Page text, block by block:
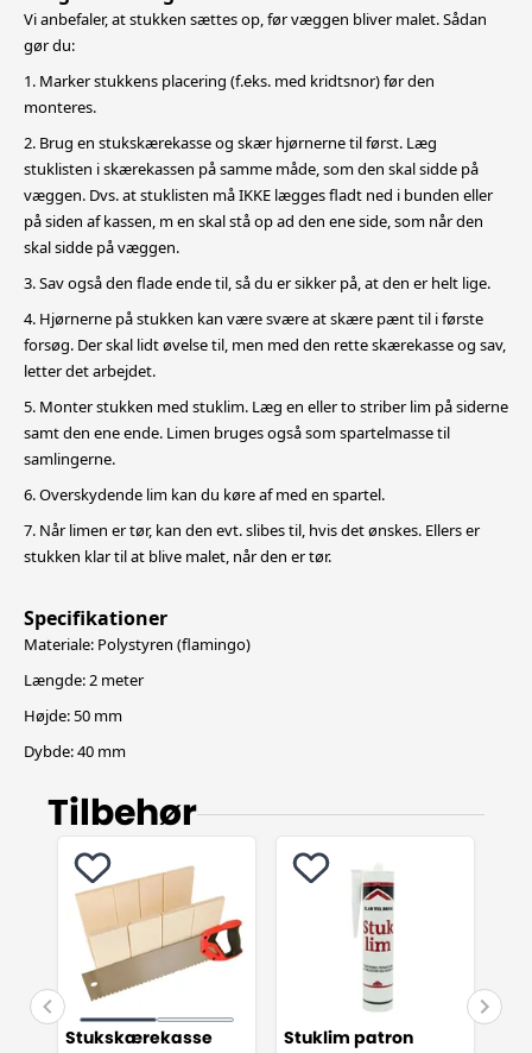
Vi anbefaler, at stukken sættes op, før væggen bliver malet. Sådan
gør du:
1. Marker stukkens placering (f.eks. med kridtsnor) før den
monteres.
2. Brug en stukskærekasse og skær hjørnerne til først. Læg
stuklisten i skærekassen på samme måde, som den skal sidde på
væggen. Dvs. at stuklisten må IKKE lægges fladt ned i bunden eller
på siden af kassen, men skal stå op ad den ene side, som når den
skal sidde på væggen.
3. Sav også den flade ende til, så du er sikker på, at den er helt lige.
4. Hjørnerne på stukken kan være svære at skære pænt til i første
forsøg. Der skal lidt øvelse til, men med den rette skærekasse og sav,
letter det arbejdet.
5. Monter stukken med stuklim. Læg en eller to striber lim på siderne
samt den ene ende. Limen bruges også som spartelmasse til
samlingerne.
6. Overskydende lim kan du køre af med en spartel.
7. Når limen er tør, kan den evt. slibes til, hvis det ønskes. Ellers er
stukken klar til at blive malet, når den er tør.
Specifikationer
Materiale: Polystyren (flamingo)
Længde: 2 meter
Højde: 50 mm
Dybde: 40 mm
Tilbehør
Stukskærekasse
Stuklim patron